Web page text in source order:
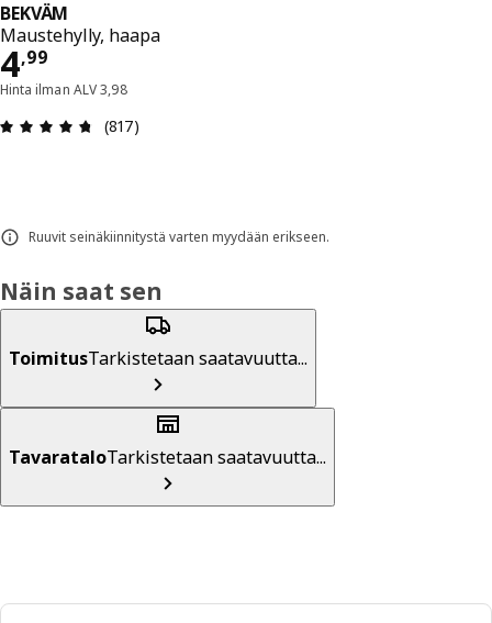
BEKVÄM
Maustehylly, haapa
4,99
Hinta 4,99
Hinta ilman ALV 3,98
: 4.7 / 5 tähteä. Arvostelut yhteensä: 817
(817)
Ruuvit seinäkiinnitystä varten myydään erikseen.
Näin saat sen
ToimitusTarkistetaan saatavuutta...
TavarataloTarkistetaan saatavuutta...